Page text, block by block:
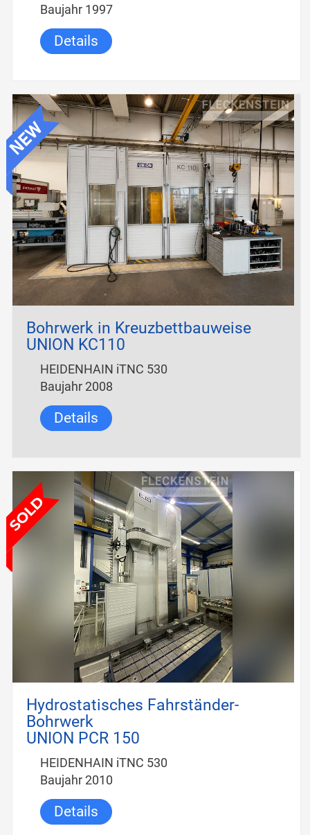
Baujahr 1997
Details
Bohrwerk in Kreuzbettbauweise
UNION KC110
HEIDENHAIN iTNC 530
Baujahr 2008
Details
Hydrostatisches Fahrständer-
Bohrwerk
UNION PCR 150
HEIDENHAIN iTNC 530
Baujahr 2010
Details